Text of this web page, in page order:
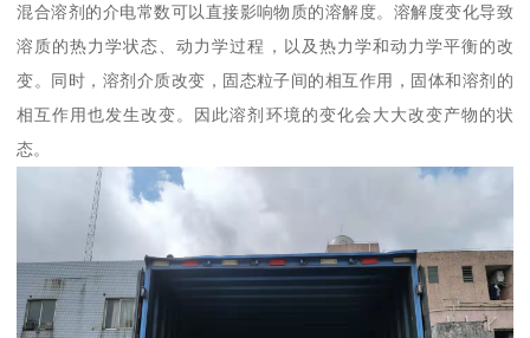
混合溶剂的介电常数可以直接影响物质的溶解度。溶解度变化导致
溶质的热力学状态、动力学过程，以及热力学和动力学平衡的改
变。同时，溶剂介质改变，固态粒子间的相互作用，固体和溶剂的
相互作用也发生改变。因此溶剂环境的变化会大大改变产物的状
态。